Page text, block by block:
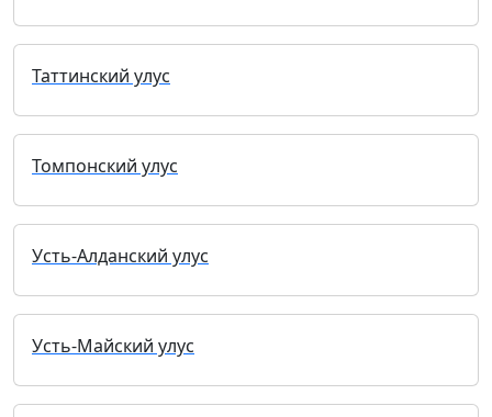
Таттинский улус
Томпонский улус
Усть-Алданский улус
Усть-Майский улус